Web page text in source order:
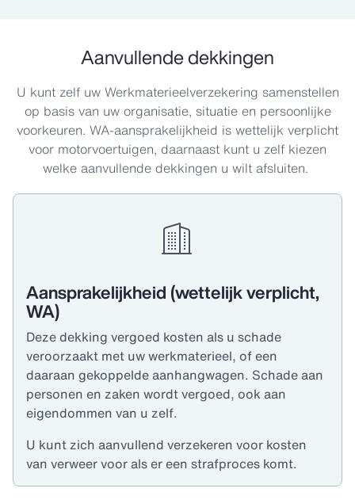
Aanvullende dekkingen
U kunt zelf uw Werkmaterieelverzekering samenstellen
op basis van uw organisatie, situatie en persoonlijke
voorkeuren. WA-aansprakelijkheid is wettelijk verplicht
voor motorvoertuigen, daarnaast kunt u zelf kiezen
welke aanvullende dekkingen u wilt afsluiten.
Aansprakelijkheid (wettelijk verplicht,
WA)
Deze dekking vergoed kosten als u schade
veroorzaakt met uw werkmaterieel, of een
daaraan gekoppelde aanhangwagen. Schade aan
personen en zaken wordt vergoed, ook aan
eigendommen van u zelf.
U kunt zich aanvullend verzekeren voor kosten
van verweer voor als er een strafproces komt.